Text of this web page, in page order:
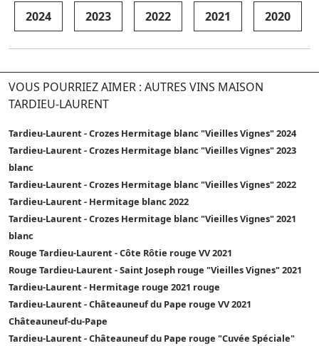
2024 2023 2022 2021 2020
VOUS POURRIEZ AIMER : AUTRES VINS MAISON
TARDIEU-LAURENT
Tardieu-Laurent - Crozes Hermitage blanc "Vieilles Vignes" 2024
Tardieu-Laurent - Crozes Hermitage blanc "Vieilles Vignes" 2023
blanc
Tardieu-Laurent - Crozes Hermitage blanc "Vieilles Vignes" 2022
Tardieu-Laurent - Hermitage blanc 2022
Tardieu-Laurent - Crozes Hermitage blanc "Vieilles Vignes" 2021
blanc
Rouge Tardieu-Laurent - Côte Rôtie rouge VV 2021
Rouge Tardieu-Laurent - Saint Joseph rouge "Vieilles Vignes" 2021
Tardieu-Laurent - Hermitage rouge 2021 rouge
Tardieu-Laurent - Châteauneuf du Pape rouge VV 2021
Châteauneuf-du-Pape
Tardieu-Laurent - Châteauneuf du Pape rouge "Cuvée Spéciale"